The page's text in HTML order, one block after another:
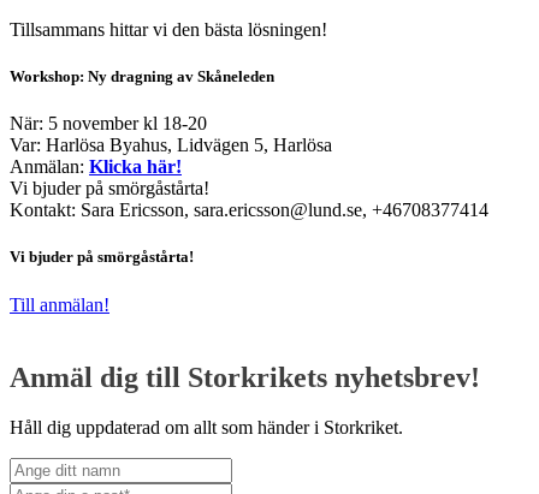
Tillsammans hittar vi den bästa lösningen!
Workshop: Ny dragning av Skåneleden
När: 5 november kl 18-20
Var: Harlösa Byahus, Lidvägen 5, Harlösa
Anmälan: Klicka här!
Vi bjuder på smörgåstårta!
Kontakt: Sara Ericsson, sara.ericsson@lund.se, +46708377414
Vi bjuder på smörgåstårta!
Till anmälan!
Anmäl dig till Storkrikets nyhetsbrev!
Håll dig uppdaterad om allt som händer i Storkriket.